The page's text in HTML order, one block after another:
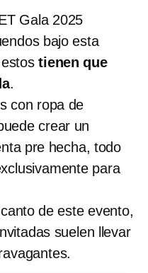
Gala 2025
bajo esta
estostienen que
.
con ropa de
crear un
pre hecha, todo
para
de este evento,
suelen llevar